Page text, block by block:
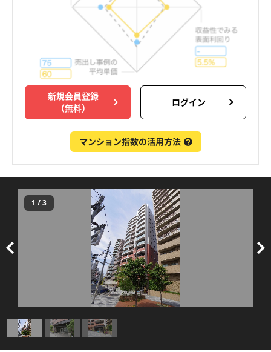
新規会員登録
（無料）
ログイン
マンション指数の活用方法
1 /3